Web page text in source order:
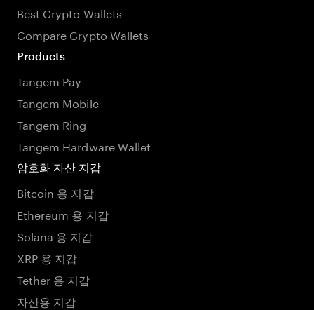
Best Crypto Wallets
Compare Crypto Wallets
Products
Tangem Pay
Tangem Mobile
Tangem Ring
Tangem Hardware Wallet
암호화 자산 지갑
Bitcoin 용 지갑
Ethereum 용 지갑
Solana 용 지갑
XRP 용 지갑
Tether 용 지갑
자산용 지갑